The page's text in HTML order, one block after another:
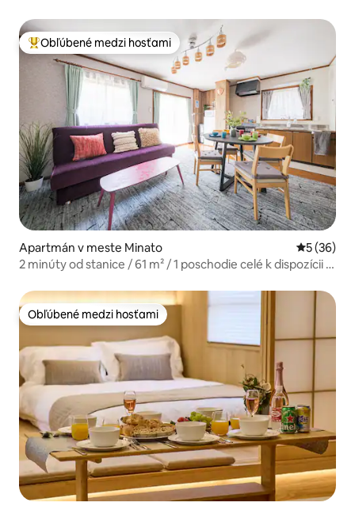
Najobľúbenejšie medzi hosťami
Obľúbené medzi hosťami
Apartmán v meste Minato
5 (36)
2 minúty od stanice / 61 m² / 1 poschodie celé k dispozícii /
dieťa / fajčenie na záhrade /
Obľúbené medzi hosťami
Obľúbené medzi hosťami